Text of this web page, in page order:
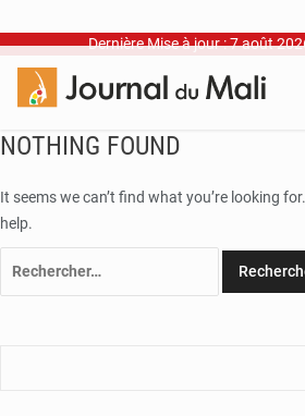
Dernière Mise à jour : 7 août
NOTHING FOUND
It seems we can’t find what you’re looking
help.